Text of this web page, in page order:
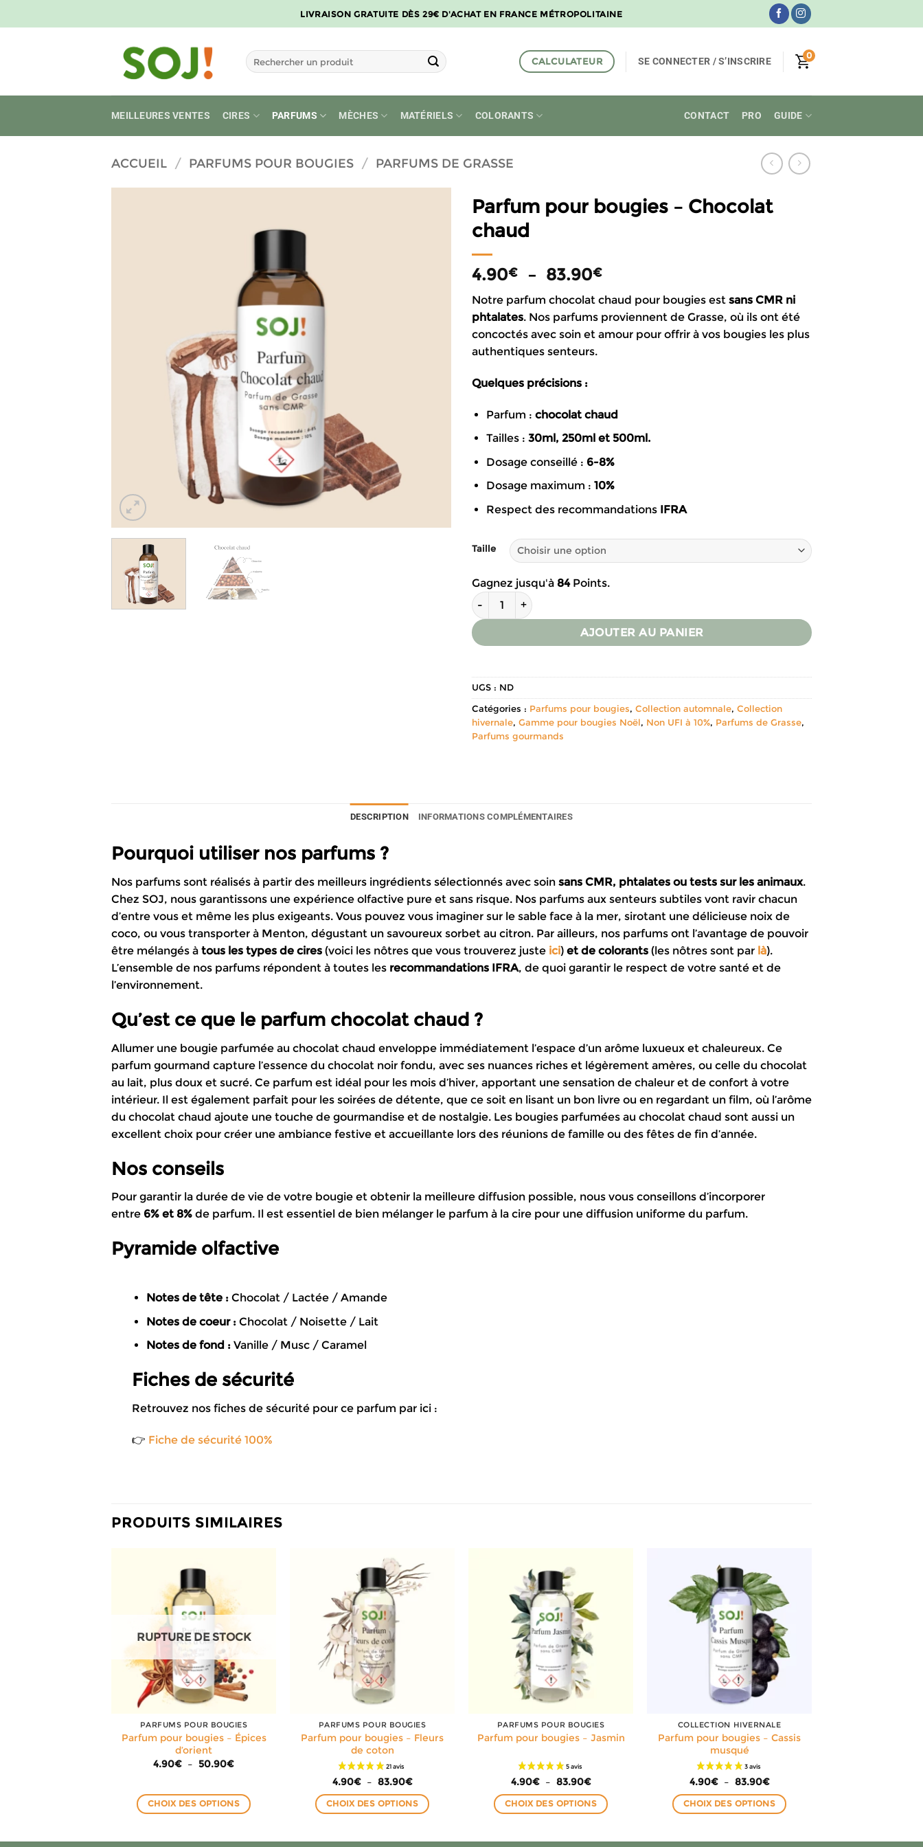
au
LIVRAISON GRATUITE DÈS 29€ D'ACHAT EN FRANCE MÉTROPOLITAINE
Recherche
pour :
CALCULATEUR SE CONNECTER / S’INSCRIRE 0
MEILLEURES VENTES CIRES PARFUMS MÈCHES MATÉRIELS COLORANTS CONTACT PRO GUIDE
ACCUEIL / PARFUMS POUR BOUGIES / PARFUMS DE GRASSE
Parfum pour bougies – Chocolat
chaud
4.90€ – 83.90€Plage
de
prix :
4.90€
à
Notre parfum chocolat chaud pour bougies est sans CMR ni
phtalates. Nos parfums proviennent de Grasse, où ils ont été
concoctés avec soin et amour pour offrir à vos bougies les plus
authentiques senteurs.
Quelques précisions :
Parfum : chocolat chaud
Tailles : 30ml, 250ml et 500ml.
Dosage conseillé : 6-8%
Dosage maximum : 10%
Respect des recommandations IFRA
Taille
Gagnez jusqu'à 84Points.
quantité de Parfum pour bougies – Chocolat chaud
AJOUTER AU PANIER
UGS : ND
Catégories : Parfums pour bougies, Collection automnale, Collection
hivernale, Gamme pour bougies Noël, Non UFI à 10%, Parfums de Grasse,
Parfums gourmands
DESCRIPTION INFORMATIONS COMPLÉMENTAIRES
Pourquoi utiliser nos parfums ?
Nos parfums sont réalisés à partir des meilleurs ingrédients sélectionnés avec soin sans CMR, phtalates ou tests sur les animaux.
Chez SOJ, nous garantissons une expérience olfactive pure et sans risque. Nos parfums aux senteurs subtiles vont ravir chacun
d’entre vous et même les plus exigeants. Vous pouvez vous imaginer sur le sable face à la mer, sirotant une délicieuse noix de
coco, ou vous transporter à Menton, dégustant un savoureux sorbet au citron. Par ailleurs, nos parfums ont l’avantage de pouvoir
être mélangés à tous les types de cires (voici les nôtres que vous trouverez juste ici) et de colorants (les nôtres sont par là).
L’ensemble de nos parfums répondent à toutes les recommandations IFRA, de quoi garantir le respect de votre santé et de
l’environnement.
Qu’est ce que le parfum chocolat chaud ?
Allumer une bougie parfumée au chocolat chaud enveloppe immédiatement l’espace d’un arôme luxueux et chaleureux. Ce
parfum gourmand capture l’essence du chocolat noir fondu, avec ses nuances riches et légèrement amères, ou celle du chocolat
au lait, plus doux et sucré. Ce parfum est idéal pour les mois d’hiver, apportant une sensation de chaleur et de confort à votre
intérieur. Il est également parfait pour les soirées de détente, que ce soit en lisant un bon livre ou en regardant un film, où l’arôme
du chocolat chaud ajoute une touche de gourmandise et de nostalgie. Les bougies parfumées au chocolat chaud sont aussi un
excellent choix pour créer une ambiance festive et accueillante lors des réunions de famille ou des fêtes de fin d’année.
Nos conseils
Pour garantir la durée de vie de votre bougie et obtenir la meilleure diffusion possible, nous vous conseillons d’incorporer
entre 6% et 8% de parfum. Il est essentiel de bien mélanger le parfum à la cire pour une diffusion uniforme du parfum.
Pyramide olfactive
Notes de tête : Chocolat / Lactée / Amande
Notes de coeur : Chocolat / Noisette / Lait
Notes de fond : Vanille / Musc / Caramel
Fiches de sécurité
Retrouvez nos fiches de sécurité pour ce parfum par ici :
👉 Fiche de sécurité 100%
PRODUITS SIMILAIRES
RUPTURE DE STOCK
PARFUMS POUR BOUGIES
Parfum pour bougies – Épices
d’orient
4.90€ – 50.90€Plage
4.90€
à
50.90€
CHOIX DES OPTIONS
PARFUMS POUR BOUGIES
Parfum pour bougies – Fleurs
de coton
4.90€ – 83.90€Plage
prix :
4.90€
CHOIX DES OPTIONS
PARFUMS POUR BOUGIES
Parfum pour bougies – Jasmin
4.90€ – 83.90€Plage
prix :
4.90€
CHOIX DES OPTIONS
COLLECTION HIVERNALE
Parfum pour bougies – Cassis
musqué
4.90€ – 83.90€Plage
prix :
4.90€
CHOIX DES OPTIONS